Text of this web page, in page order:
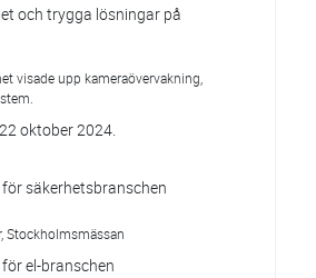
och trygga lösningar på
visade upp kameraövervakning,
oktober 2024.
säkerhetsbranschen
Stockholmsmässan
el-branschen